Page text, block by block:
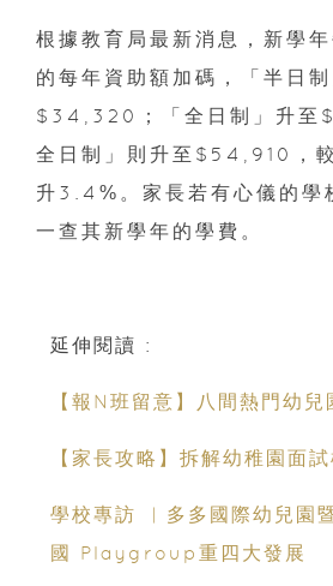
根據教育局最新消息，新學
的每年資助額加碼，「半日
$34,320；「全日制」升至
全日制」則升至$54,910，
升3.4%。家長若有心儀的學
一查其新學年的學費。
延伸閱讀 :
【報N班留意】八間熱門幼兒
【家長攻略】拆解幼稚園面
學校專訪 ︳多多國際幼兒園
國 Playgroup重四大發展